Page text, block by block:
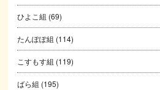
ひよこ組 (69)
たんぽぽ組 (114)
こすもす組 (119)
ばら組 (195)